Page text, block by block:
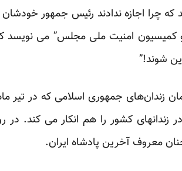
که چرا اجازه ندادند رئیس جمهور
کمیسیون امنیت ملی مجلس” می نویسد
شوند!”
زندان‌های جمهوری اسلامی که در تیر
زندانهای کشور را هم انکار می کند.
معروف آخرین پادشاه ایران.